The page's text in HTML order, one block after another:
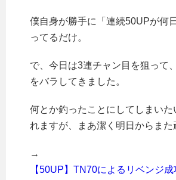
僕自身が勝手に「連続50UPが何
ってるだけ。
で、今日は3連チャン目を狙って
をバラしてきました。
何とか釣ったことにしてしまいた
れますが、まあ潔く明日からまた
→
【50UP】TN70によるリベンジ